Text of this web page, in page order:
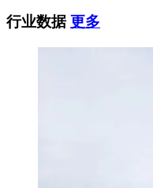
行业数据更多